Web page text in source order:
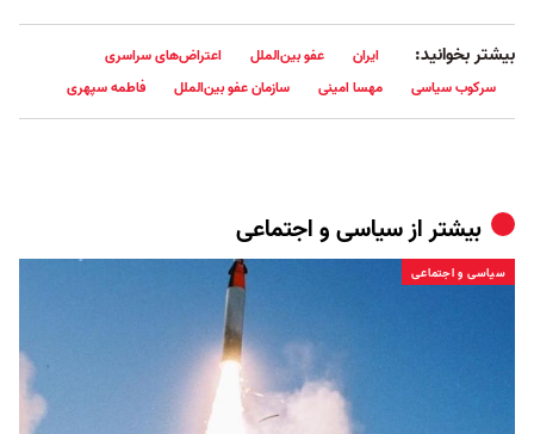
بیشتر بخوانید: ایران عفو بین‌الملل
اعتراض‌های سراسری
سرکوب سیاسی
مهسا امینی سازمان عفو بین‌الملل فاطمه سپهری
بیشتر ازسیاسی و اجتماعی
سیاسی و اجتماعی